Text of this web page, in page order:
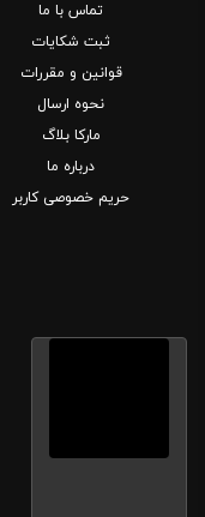
تماس با ما
ثبت شکایات
قوانین و مقررات
نحوه ارسال
مارکا بلاگ
درباره ما
حریم خصوصی کاربر